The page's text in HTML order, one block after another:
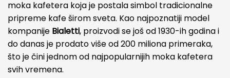
moka kafetera koja je postala simbol tradicionalne
pripreme kafe širom sveta. Kao najpoznatiji model
kompanije Bialetti, proizvodi se još od 1930-ih godina i
do danas je prodato više od 200 miliona primeraka,
što je čini jednom od najpopularnijih moka kafetera
svih vremena.